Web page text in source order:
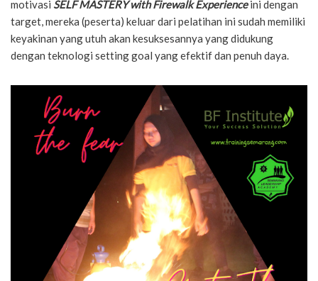
motivasi SELF MASTERY with Firewalk Experienceini dengan
target, mereka (peserta) keluar dari pelatihan ini sudah memiliki
keyakinan yang utuh akan kesuksesannya yang didukung
dengan teknologi setting goal yang efektif dan penuh daya.